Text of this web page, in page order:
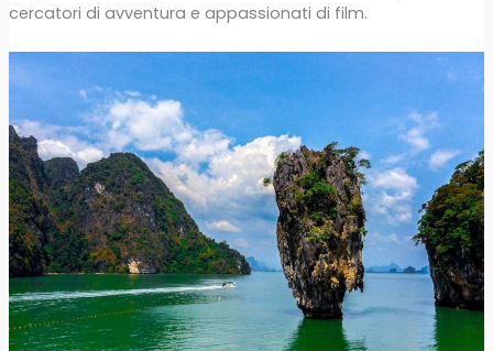
cercatori di avventura e appassionati di film.